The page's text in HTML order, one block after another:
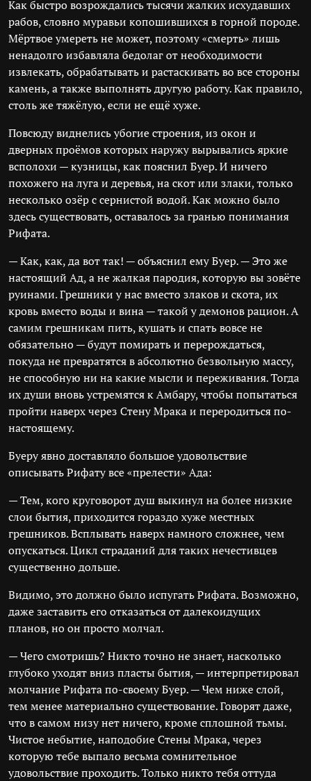
Как быстро возрождались тысячи жалких исхудавших
рабов, словно муравьи копошившихся в горной породе.
Мёртвое умереть не может, поэтому «смерть» лишь
ненадолго избавляла бедолаг от необходимости
извлекать, обрабатывать и растаскивать во все стороны
камень, а также выполнять другую работу. Как правило,
столь же тяжёлую, если не ещё хуже.
Повсюду виднелись убогие строения, из окон и
дверных проёмов которых наружу вырывались яркие
всполохи — кузницы, как пояснил Буер. И ничего
похожего на луга и деревья, на скот или злаки, только
несколько озёр с сернистой водой. Как можно было
здесь существовать, оставалось за гранью понимания
Рифата.
— Как, как, да вот так! — объяснил ему Буер. — Это же
настоящий Ад, а не жалкая пародия, которую вы зовёте
руинами. Грешники у нас вместо злаков и скота, их
кровь вместо воды и вина — такой у демонов рацион. А
самим грешникам пить, кушать и спать вовсе не
обязательно — будут помирать и перерождаться,
покуда не превратятся в абсолютно безвольную массу,
не способную ни на какие мысли и переживания. Тогда
их души вновь устремятся к Амбару, чтобы попытаться
пройти наверх через Стену Мрака и переродиться по-
настоящему.
Буеру явно доставляло большое удовольствие
описывать Рифату все «прелести» Ада:
— Тем, кого круговорот душ выкинул на более низкие
слои бытия, приходится гораздо хуже местных
грешников. Всплывать наверх намного сложнее, чем
опускаться. Цикл страданий для таких нечестивцев
существенно дольше.
Видимо, это должно было испугать Рифата. Возможно,
даже заставить его отказаться от далекоидущих
планов, но он просто молчал.
— Чего смотришь? Никто точно не знает, насколько
глубоко уходят вниз пласты бытия, — интерпретировал
молчание Рифата по-своему Буер. — Чем ниже слой,
тем менее материально существование. Говорят даже,
что в самом низу нет ничего, кроме сплошной тьмы.
Чистое небытие, наподобие Стены Мрака, через
которую тебе выпало весьма сомнительное
удовольствие проходить. Только никто тебя оттуда